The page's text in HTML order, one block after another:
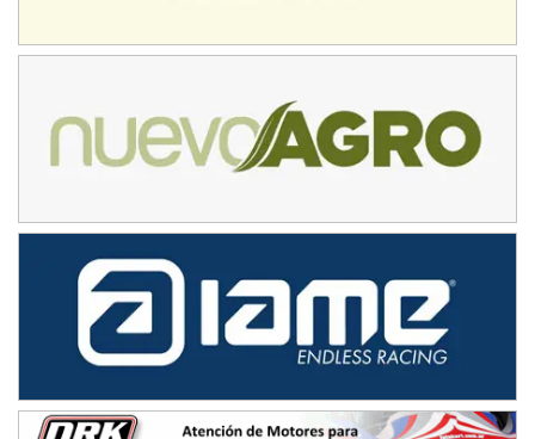
ENTRERRIANO - F6 (POSTERGADA)
VICTORIENSE - F7
El Cerro (Tierra)
PATAGONICO - F6
Moto Club Reginense (Tierra)
Gral. E. Godoy (Río Negro)
CSK - F7
Juventud Unida (Tierra)
Humboldt (Santa Fe)
NORESTE SANTAFESINO - F6